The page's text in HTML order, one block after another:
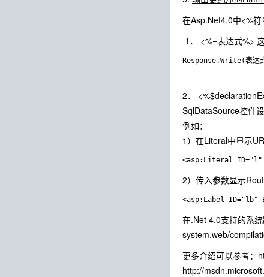
在Asp.Net4.0中<%
1． <%=表达式%>
2．
SqlDataSource控件
例如：
1）在Literal中显示
<asp:Literal ID="l"
2）传入参数显示
<asp:Label ID="lb"
在.Net 4.0支持的系
system.web/
更多介绍可以参考：
http://